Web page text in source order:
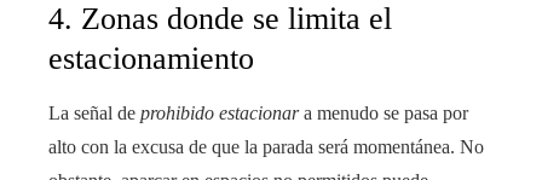
4. Zonas donde se limita el
estacionamiento
La señal de prohibido estacionara menudo se pasa por
alto con la excusa de que la parada será momentánea. No